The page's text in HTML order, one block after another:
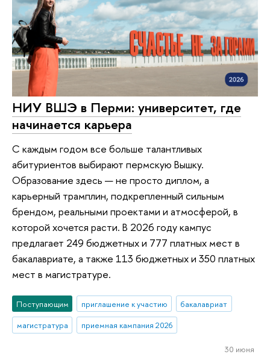
НИУ ВШЭ в Перми: университет, где
начинается карьера
С каждым годом все больше талантливых
абитуриентов выбирают пермскую Вышку.
Образование здесь — не просто диплом, а
карьерный трамплин, подкрепленный сильным
брендом, реальными проектами и атмосферой, в
которой хочется расти. В 2026 году кампус
предлагает 249 бюджетных и 777 платных мест в
бакалавриате, а также 113 бюджетных и 350 платных
мест в магистратуре.
Поступающим приглашение к участию
бакалавриат
магистратура
приемная кампания 2026
30 июня